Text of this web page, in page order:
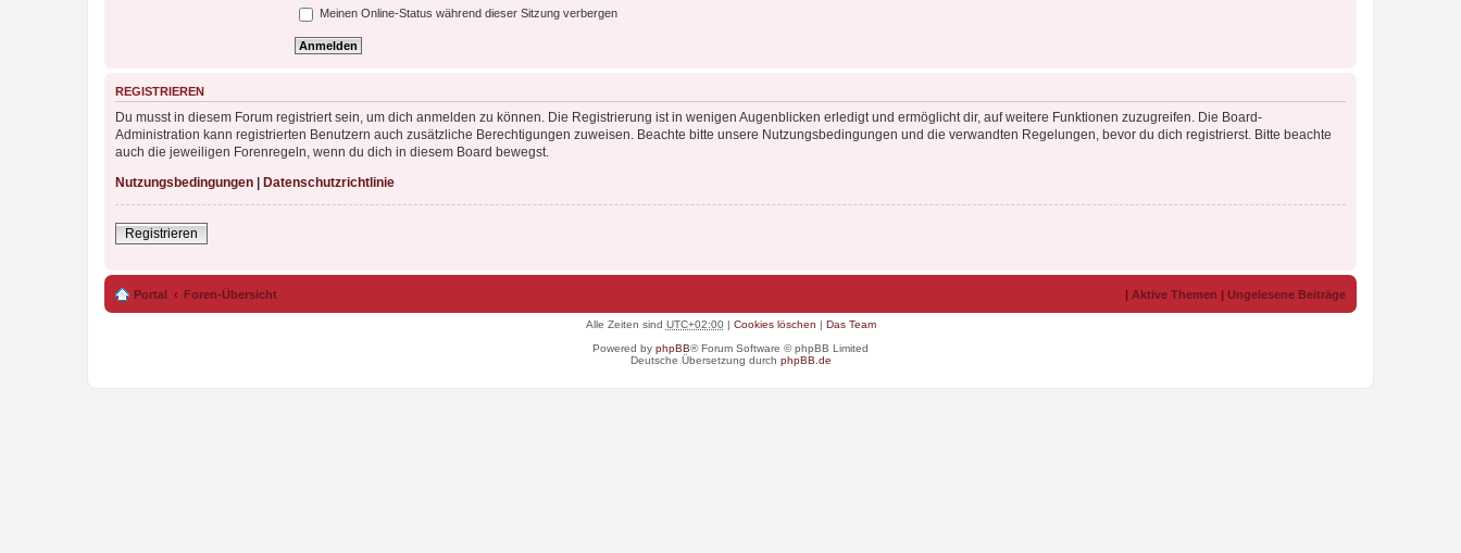
Meinen Online-Status während dieser Sitzung verbergen
REGISTRIEREN
Du musst in diesem Forum registriert sein, um dich anmelden zu können. Die Registrierung ist in wenigen Augenblicken erledigt und ermöglicht dir, auf weitere Funktionen zuzugreifen. Die Board-
Administration kann registrierten Benutzern auch zusätzliche Berechtigungen zuweisen. Beachte bitte unsere Nutzungsbedingungen und die verwandten Regelungen, bevor du dich registrierst. Bitte beachte
auch die jeweiligen Forenregeln, wenn du dich in diesem Board bewegst.
Nutzungsbedingungen | Datenschutzrichtlinie
Registrieren
Portal Foren-Übersicht | Aktive Themen | Ungelesene Beiträge
Alle Zeiten sind UTC+02:00| Cookies löschen | Das Team
Powered by phpBB® Forum Software © phpBB Limited
Deutsche Übersetzung durch phpBB.de